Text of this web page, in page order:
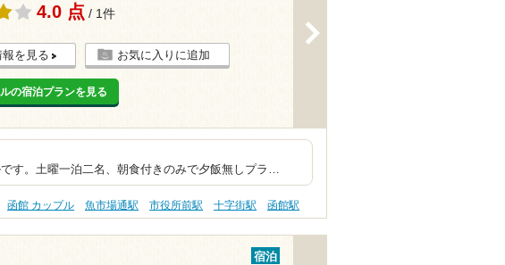
4.0 点 / 1件
を見る お気に入りに追加
の宿泊プランを見る
ベイの上位施設
曜一泊二名、朝食付きのみで夕飯無しプラ…
函館 カップル 魚市場通駅 市役所前駅 十字街駅 函館駅
宿泊